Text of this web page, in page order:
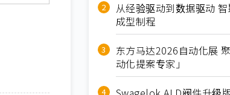
从经验驱动到数据驱动
成型制程
东方马达2026自动化展
动化提案专家」